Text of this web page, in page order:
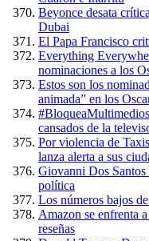
Beyonce desata
Dubai
El Papa Francisco
Everything
nominaciones a los
Estos son los
animada” en los
cansados de la
Por violencia de
lanza alerta a sus
Giovanni Dos Santos
política
Los números bajos
Amazon se enfrenta
reseñas